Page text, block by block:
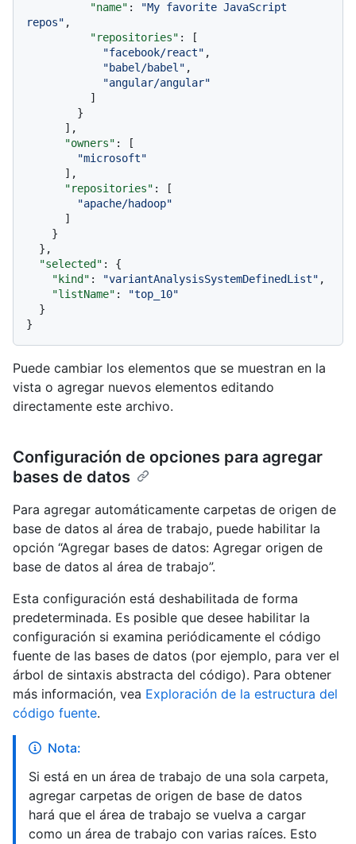
"name" :
"My favorite JavaScript
repos" ,
"repositories" :
[
"facebook/react" ,
"babel/babel" ,
"angular/angular"
]
}
] ,
"owners" :
[
"microsoft"
] ,
"repositories" :
[
"apache/hadoop"
]
}
} ,
"selected" :
{
"kind" : "variantAnalysisSystemDefinedList" ,
"listName" :
"top_10"
}
}
Puede cambiar los elementos que se muestran en la
vista o agregar nuevos elementos editando
directamente este archivo.
Configuración de opciones para agregar
bases de datos
Para agregar automáticamente carpetas de origen de
base de datos al área de trabajo, puede habilitar la
opción “Agregar bases de datos: Agregar origen de
base de datos al área de trabajo”.
Esta configuración está deshabilitada de forma
predeterminada. Es posible que desee habilitar la
configuración si examina periódicamente el código
fuente de las bases de datos (por ejemplo, para ver el
árbol de sintaxis abstracta del código). Para obtener
más información, vea Exploración de la estructura del
código fuente.
Nota:
Si está en un área de trabajo de una sola carpeta,
agregar carpetas de origen de base de datos
hará que el área de trabajo se vuelva a cargar
como un área de trabajo con varias raíces. Esto